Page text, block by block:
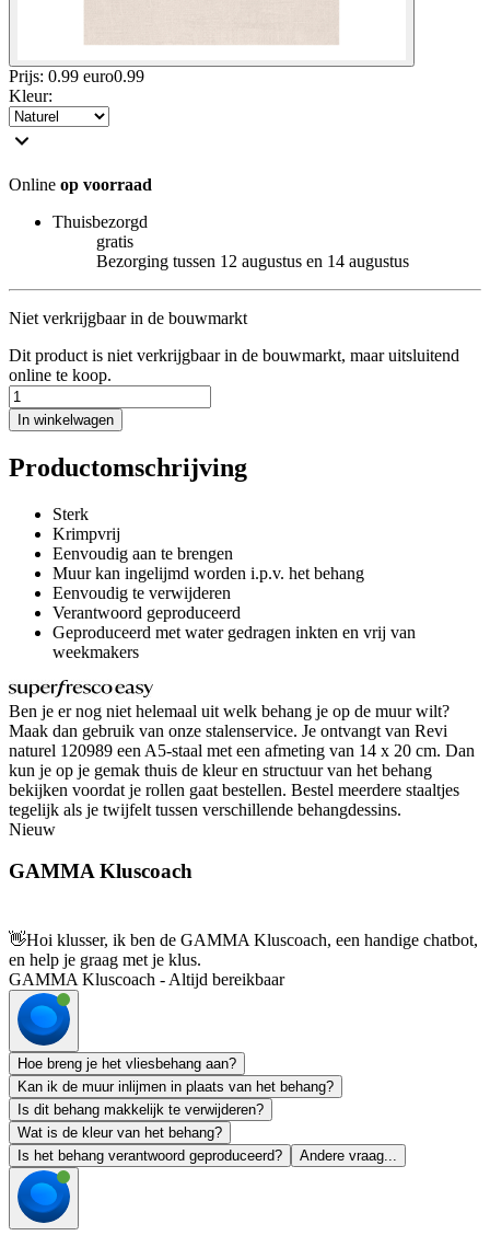
Prijs: 0.99 euro0.99
Kleur:
Online op voorraad
Thuisbezorgd
gratis
Bezorging tussen 12 augustus en 14 augustus
Niet verkrijgbaar in de bouwmarkt
Dit product is niet verkrijgbaar in de bouwmarkt, maar uitsluitend
online te koop.
In winkelwagen
Productomschrijving
Sterk
Krimpvrij
Eenvoudig aan te brengen
Muur kan ingelijmd worden i.p.v. het behang
Eenvoudig te verwijderen
Verantwoord geproduceerd
Geproduceerd met water gedragen inkten en vrij van
weekmakers
Ben je er nog niet helemaal uit welk behang je op de muur wilt?
Maak dan gebruik van onze stalenservice. Je ontvangt van Revi
naturel 120989 een A5-staal met een afmeting van 14 x 20 cm. Dan
kun je op je gemak thuis de kleur en structuur van het behang
bekijken voordat je rollen gaat bestellen. Bestel meerdere staaltjes
tegelijk als je twijfelt tussen verschillende behangdessins.
Nieuw
GAMMA Kluscoach
👋Hoi klusser, ik ben de GAMMA Kluscoach, een handige chatbot,
en help je graag met je klus.
GAMMA Kluscoach - Altijd bereikbaar
Hoe breng je het vliesbehang aan?
Kan ik de muur inlijmen in plaats van het behang?
Is dit behang makkelijk te verwijderen?
Wat is de kleur van het behang?
Is het behang verantwoord geproduceerd?
Andere vraag...